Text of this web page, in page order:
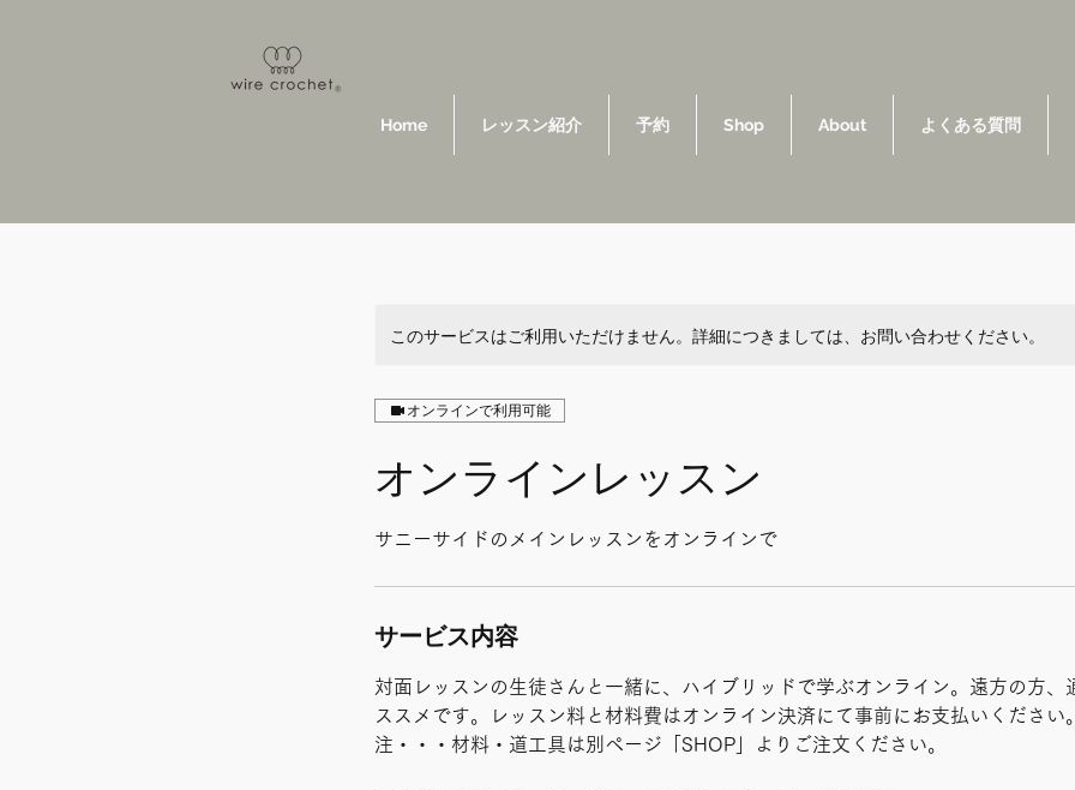
Home レッスン紹介 予約 Shop About よくある質問
このサービスはご利用いただけません。詳細につきましては、お問い合わせください。
オンラインで利用可能
オンラインレッスン
サニーサイドのメインレッスンをオンラインで
サービス内容
対面レッスンの生徒さんと一緒に、ハイブリッドで学ぶオンライン。遠方の方、
ススメです。レッスン料と材料費はオンライン決済にて事前にお支払いください。
注・・・材料・道工具は別ページ「SHOP」よりご注文ください。